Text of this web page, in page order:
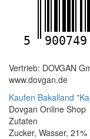
5 900749
Vertrieb: DOVGAN
www.dovgan.de
Kaufen Bakalland
Dovgan Online Shop
Zutaten
Zucker, Wasser, 21%